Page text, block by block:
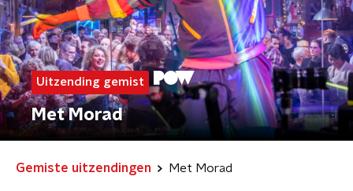
Uitzending gemist
Met Morad
Gemiste uitzendingen Met Morad